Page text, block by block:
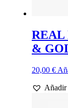
REAL
&
20,00 €
Añadir